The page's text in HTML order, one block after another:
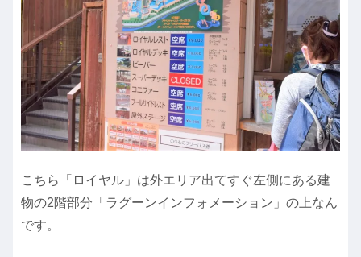
こちら「ロイヤル」は外エリア出てすぐ左側にある建
物の2階部分「ラグーンインフォメーション」の上なん
です。